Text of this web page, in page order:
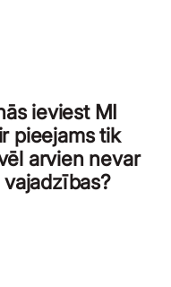
ieviest MI
pieejams tik
arvien nevar